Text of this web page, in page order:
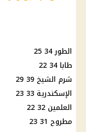
الطور 34 25
طابا 34 22
شرم الشيخ 39 29
الإسكندرية 33 23
العلمين 32 22
مطروح 31 23